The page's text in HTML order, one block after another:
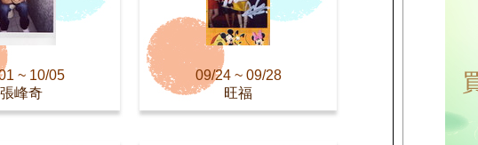
~ 10/05
張峰奇
09/24 ~ 09/28
旺福